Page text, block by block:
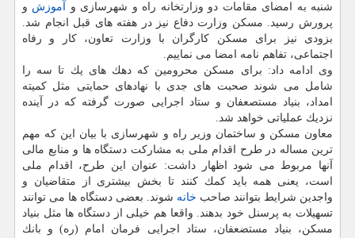
شنبه به امضای مقامات دو وزارتخانه راه و شهرسازی و
آموزش و
پرورش رسید. مسكن وزارت دفاع نیز در هفته های قبل انجام شد.
بزودی نیز برای مسكن كارگران با وزارت تعاون، كار و رفاه
اجتماعی، تفاهم نامه امضا می نماییم.
وی ادامه داد: برای مسكن محرومین كه دهك های یك تا سه را
شامل می شوند صحبت های جدی با نهادهای حمایتی مثل كمیته
امداد، بنیاد مستصعفان و ستاد اجرایی صورت گرفته كه در آینده
نزدیك عملیاتی خواهد شد.
معاون مسكن و ساختمان وزیر راه و شهرسازی با بیان این كه مهم
ترین مساله در طرح اقدام ملی به مشاركت دستگاه ها و منابع مالی
آنها مربوط می شود اظهار داشت: عنوان این طرح، اقدام ملی
است، یعنی همه باید كمك كنند تا بخش بیشتری از متقاضیان و
واجدین شرایط بتوانند صاحب خانه شوند. بعضی دستگاه ها می توانند
تسهیلات به پرسنل خود بدهند. واقعا هم خیلی از دستگاه ها مثل بنیاد
مسكن، بنیاد مستضعفان، ستاد اجرایی فرمان امام (ره) و بانك